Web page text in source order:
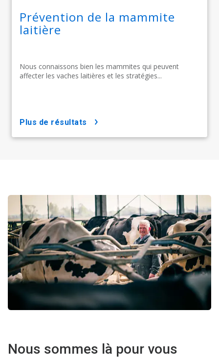
Prévention de la mammite
laitière
Nous connaissons bien les mammites qui peuvent
affecter les vaches laitières et les stratégies...
plus de résultats
Nous sommes là pour vous